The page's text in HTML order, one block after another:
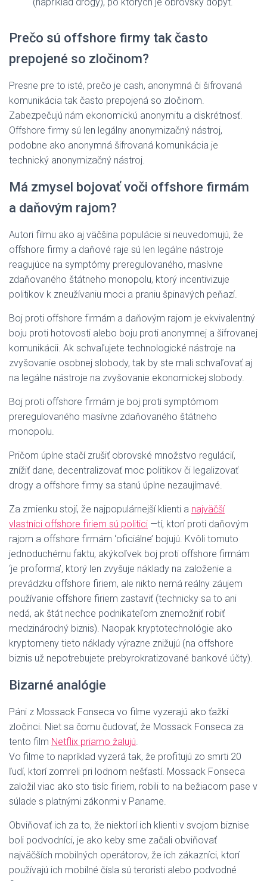
(napríklad drogy), po ktorých je obrovský dopyt.
Prečo sú offshore firmy tak často
prepojené so zločinom?
Presne pre to isté, prečo je cash, anonymná či šifrovaná
komunikácia tak často prepojená so zločinom.
Zabezpečujú nám ekonomickú anonymitu a diskrétnosť.
Offshore firmy sú len legálny anonymizačný nástroj,
podobne ako anonymná šifrovaná komunikácia je
technický anonymizačný nástroj.
Má zmysel bojovať voči offshore firmám
a daňovým rajom?
Autori filmu ako aj väčšina populácie si neuvedomujú, že
offshore firmy a daňové raje sú len legálne nástroje
reagujúce na symptómy preregulovaného, masívne
zdaňovaného štátneho monopolu, ktorý incentivizuje
politikov k zneužívaniu moci a praniu špinavých peňazí.
Boj proti offshore firmám a daňovým rajom je ekvivalentný
boju proti hotovosti alebo boju proti anonymnej a šifrovanej
komunikácii. Ak schvaľujete technologické nástroje na
zvyšovanie osobnej slobody, tak by ste mali schvaľovať aj
na legálne nástroje na zvyšovanie ekonomickej slobody.
Boj proti offshore firmám je boj proti symptómom
preregulovaného masívne zdaňovaného štátneho
monopolu.
Pričom úplne stačí zrušiť obrovské množstvo regulácií,
znížiť dane, decentralizovať moc politikov či legalizovať
drogy a offshore firmy sa stanú úplne nezaujímavé.
Za zmienku stojí, že najpopulárnejší klienti a najväčší
vlastníci offshore firiem sú politici —tí, ktorí proti daňovým
rajom a offshore firmám ‘oficiálne’ bojujú. Kvôli tomuto
jednoduchému faktu, akýkoľvek boj proti offshore firmám
‘je proforma’, ktorý len zvyšuje náklady na založenie a
prevádzku offshore firiem, ale nikto nemá reálny záujem
používanie offshore firiem zastaviť (technicky sa to ani
nedá, ak štát nechce podnikateľom znemožniť robiť
medzinárodný biznis). Naopak kryptotechnológie ako
kryptomeny tieto náklady výrazne znižujú (na offshore
biznis už nepotrebujete prebyrokratizované bankové účty).
Bizarné analógie
Páni z Mossack Fonseca vo filme vyzerajú ako ťažkí
zločinci. Niet sa čomu čudovať, že Mossack Fonseca za
tento film Netflix priamo žalujú.
Vo filme to napríklad vyzerá tak, že profitujú zo smrti 20
ľudí, ktorí zomreli pri lodnom nešťastí. Mossack Fonseca
založil viac ako sto tisíc firiem, robili to na bežiacom pase v
súlade s platnými zákonmi v Paname.
Obviňovať ich za to, že niektorí ich klienti v svojom biznise
boli podvodníci, je ako keby sme začali obviňovať
najväčších mobilných operátorov, že ich zákazníci, ktorí
používajú ich mobilné čísla sú teroristi alebo podvodné